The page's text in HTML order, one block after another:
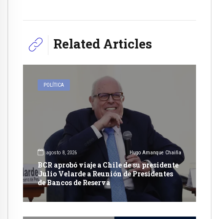
Related Articles
POLÍTICA
agosto 8, 2026 Hugo Amanque Chaiña
BCR aprobó viaje a Chile de su presidente
Julio Velarde a Reunión de Presidentes
de Bancos de Reserva